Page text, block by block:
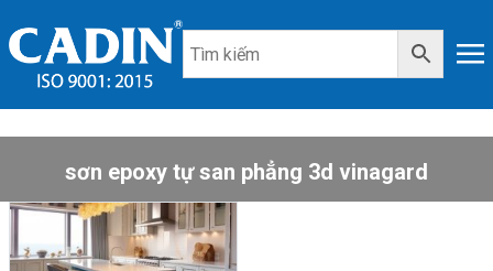
sơn epoxy tự san phẳng 3d vinagard